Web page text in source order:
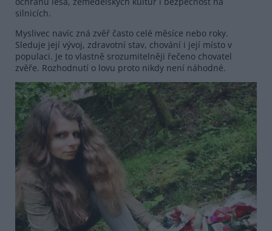
silnicích.
Myslivec navíc zná zvěř často celé měsíce nebo roky.
Sleduje její vývoj, zdravotní stav, chování i její místo v
populaci. Je to vlastně srozumitelněji řečeno chovatel
zvěře. Rozhodnutí o lovu proto nikdy není náhodné.